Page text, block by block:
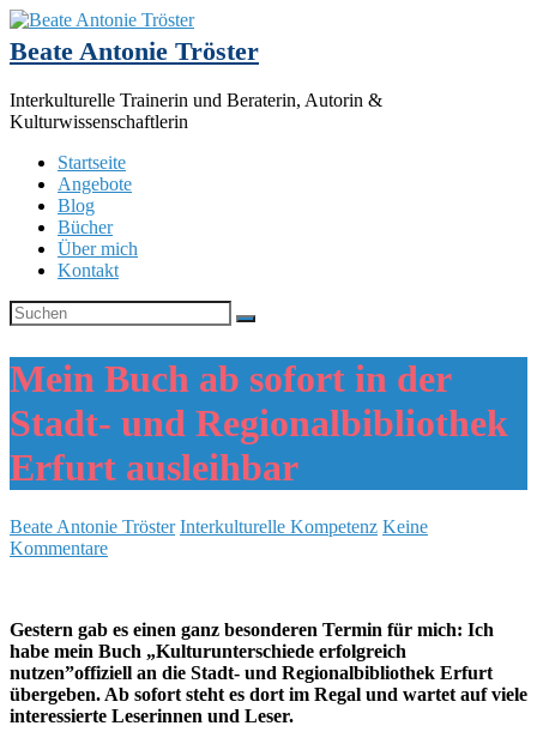
Beate Antonie Tröster
Interkulturelle Trainerin und Beraterin, Autorin &
Kulturwissenschaftlerin
Startseite
Angebote
Blog
Bücher
Über mich
Kontakt
Mein Buch ab sofort in der
Stadt- und Regionalbibliothek
Erfurt ausleihbar
Beate Antonie Tröster Interkulturelle Kompetenz Keine
Kommentare
Gestern gab es einen ganz besonderen Termin für mich: Ich
habe mein Buch „Kulturunterschiede erfolgreich
nutzen”offiziell an die Stadt- und Regionalbibliothek Erfurt
übergeben. Ab sofort steht es dort im Regal und wartet auf viele
interessierte Leserinnen und Leser.